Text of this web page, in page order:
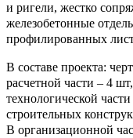
и ригели, жестко
железобетонные
профилированных
В составе проекта:
расчетной части – 4
технологической
строительных
В организационной